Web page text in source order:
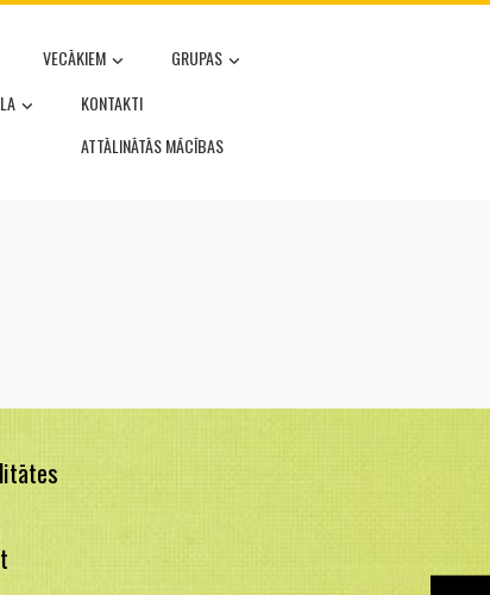
VECĀKIEM
GRUPAS
KONTAKTI
ATTĀLINĀTĀS MĀCĪBAS